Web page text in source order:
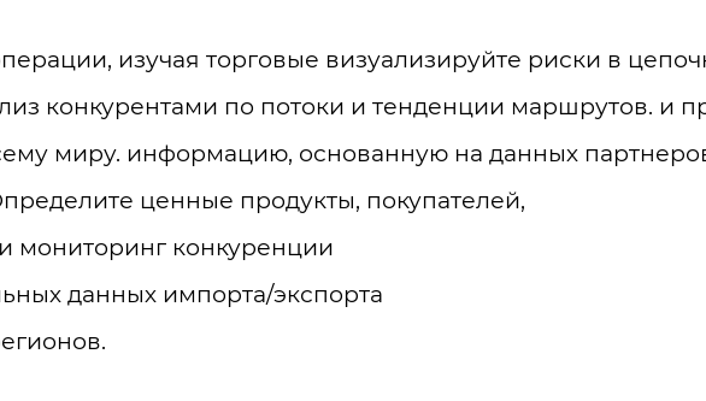
изучая торговые визуализируйте риски в
конкурентами по потоки и тенденции маршрутов. и
миру. информацию, основанную на данных
ценные продукты, покупателей,
мониторинг конкуренции
данных импорта/экспорта